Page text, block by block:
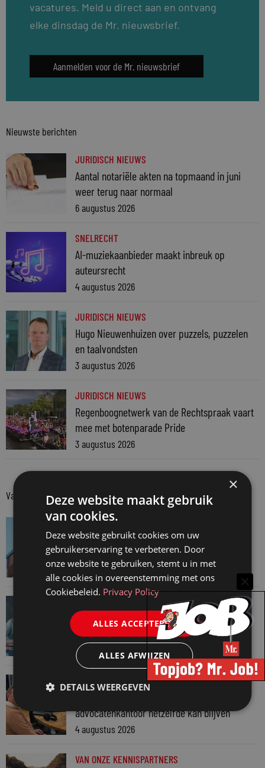
vacatures. Meld u direct aan en ontvang
elke dinsdag de Mr. nieuwsbrief.
Aanmelden voor de Mr. nieuwsbrief
Nieuwste berichten
JURIDISCH NIEUWS
Aantal notariële akten na topmaand in juni
weer terug naar normaal
6 augustus 2026
SNELRECHT
AI-muziekaanbieder maakt inbreuk op
auteursrecht
4 augustus 2026
JURIDISCH NIEUWS
Hugo Nieuwenhuizen over puzzels, puzzelen
en taalvondsten
3 augustus 2026
JURIDISCH NIEUWS
Regenboognetwerk van de Rechtspraak vaart
mee met botenparade Pride
3 augustus 2026
Van onze kennispartners
VAN ONZE KENNISPARTNERS
Van praktijk naar bewijs: hoe onderbouw je
keuzes tijdens een Wwft-audit?
7 augustus 2026
VAN ONZE KENNISPARTNERS
Werkdruk zegt meer dan urennormen
7 augustus 2026
VAN ONZE KENNISPARTNERS
advocatenkantoor hetzelfde kan blijven
4 augustus 2026
VAN ONZE KENNISPARTNERS
×
Deze website maakt gebruik
van cookies.
Deze website gebruikt cookies om uw
gebruikerservaring te verbeteren. Door
onze website te gebruiken, stemt u in met
alle cookies in overeenstemming met ons
Cookiebeleid. Privacy Policy
ALLES ACCEPTEREN
ALLES AFWIJZEN
DETAILS WEERGEVEN